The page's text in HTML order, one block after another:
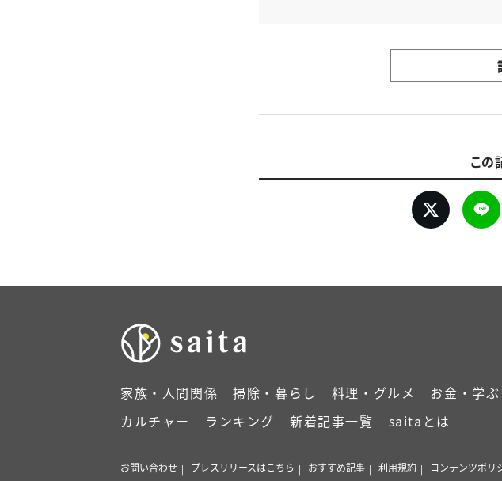
この
家族・人間関係 掃除・暮らし 料理・グルメ お金・学ぶ
カルチャー
ランキング 新着記事一覧 saitaとは
お問い合わせ プレスリリースはこちら おすすめ記事 利用規約 コンテンツポリ